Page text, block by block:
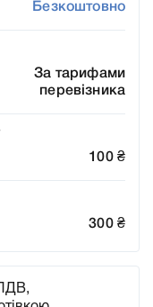
Безкоштовно
За тарифами
перевізника
100 ₴
300 ₴